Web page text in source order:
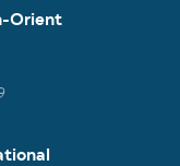
Orient